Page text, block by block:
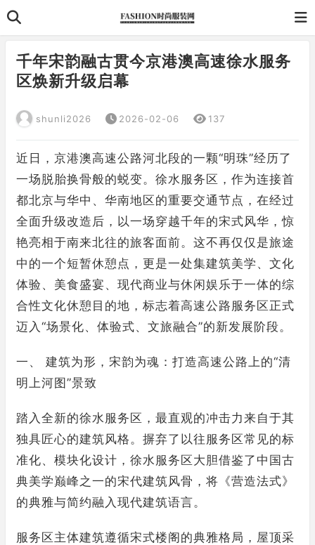
千年宋韵融古贯今京港澳高速徐水服务
区焕新升级启幕
shunli2026 2026-02-06 137
近日，京港澳高速公路河北段的一颗“明珠”经历了
一场脱胎换骨般的蜕变。徐水服务区，作为连接首
都北京与华中、华南地区的重要交通节点，在经过
全面升级改造后，以一场穿越千年的宋式风华，惊
艳亮相于南来北往的旅客面前。这不再仅仅是旅途
中的一个短暂休憩点，更是一处集建筑美学、文化
体验、美食盛宴、现代商业与休闲娱乐于一体的综
合性文化休憩目的地，标志着高速公路服务区正式
迈入“场景化、体验式、文旅融合”的新发展阶段。
一、 建筑为形，宋韵为魂：打造高速公路上的“清
明上河图”景致
踏入全新的徐水服务区，最直观的冲击力来自于其
独具匠心的建筑风格。摒弃了以往服务区常见的标
准化、模块化设计，徐水服务区大胆借鉴了中国古
典美学巅峰之一的宋代建筑风骨，将《营造法式》
的典雅与简约融入现代建筑语言。
服务区主体建筑遵循宋式楼阁的典雅格局，屋顶采